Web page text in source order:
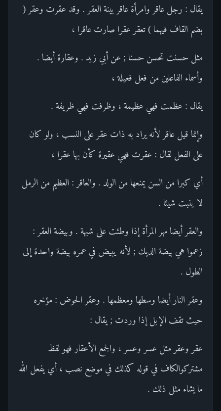
يقال : رجل عاقر وامرأة عاقر بينة العقر . وقد عقرت وعقر (
بضم القاف فيهما ) تعقر عقرا صارت عاقرا ،
مثل حسنت تحسن حسنا ; عن أبي زيد . وعقارة أيضا .
وأسماء الفاعلين من فعل فعيلة ،
يقال : عظمت فهي عظيمة ، وظرفت فهي ظريفة .
وإنما قيل عاقر لأنه يراد به ذات عقر على النسب ، ولو كان
على الفعل لقال : عقرت فهي عقيرة كأن بها عقرا ،
أي كبرا من السن يمنعها من الولد . والعاقر : العظيم من الرمل
لا ينبت شيئا .
والعقر أيضا مهر المرأة إذا وطئت على شبهة . وبيضة العقر :
زعموا هي بيضة الديك ; لأنه يبيض في عمره بيضة واحدة إلى
الطول .
وعقر النار أيضا وسطها ومعظمها . وعقر الحوض : مؤخره
حيث تقف الإبل إذا وردت ; يقال :
عقر وعقر مثل عسر وعسر ، والجمع الأعقار فهو لفظ
مشتركوالكاف في قوله كذلك في موضع نصب ، أي يفعل الله
ما يشاء مثل ذلك .